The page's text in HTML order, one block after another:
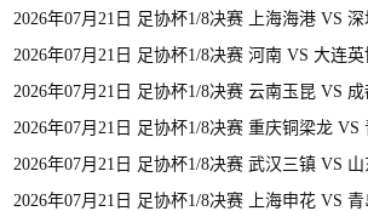
2026年07月21日 足协杯1/8决赛 上海海港 VS
2026年07月21日 足协杯1/8决赛 河南 VS 大连
2026年07月21日 足协杯1/8决赛 云南玉昆 VS
2026年07月21日 足协杯1/8决赛 重庆铜梁龙
2026年07月21日 足协杯1/8决赛 武汉三镇 VS
2026年07月21日 足协杯1/8决赛 上海申花 VS